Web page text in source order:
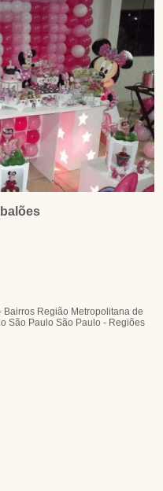
Bairros Região Metropolitana de
São PauloSão Paulo - Regiões